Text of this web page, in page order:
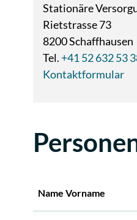
Stationäre
Rietstrasse 73
8200 Schaffhausen
Tel. +41 52 632 53
Kontaktformular
Name Vorname